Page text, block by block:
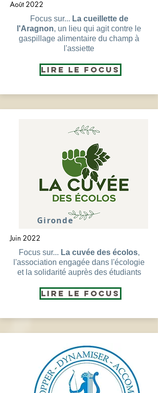
Août 2022
Focus sur... La cueillette de
l'Aragnon, un lieu qui agit contre le
gaspillage alimentaire du champ à
l'assiette
Lire le Focus
Gironde
Juin 2022
Focus sur... La cuvée des écolos,
l'association engagée dans l'écologie
et la solidarité auprès des étudiants
Lire le Focus